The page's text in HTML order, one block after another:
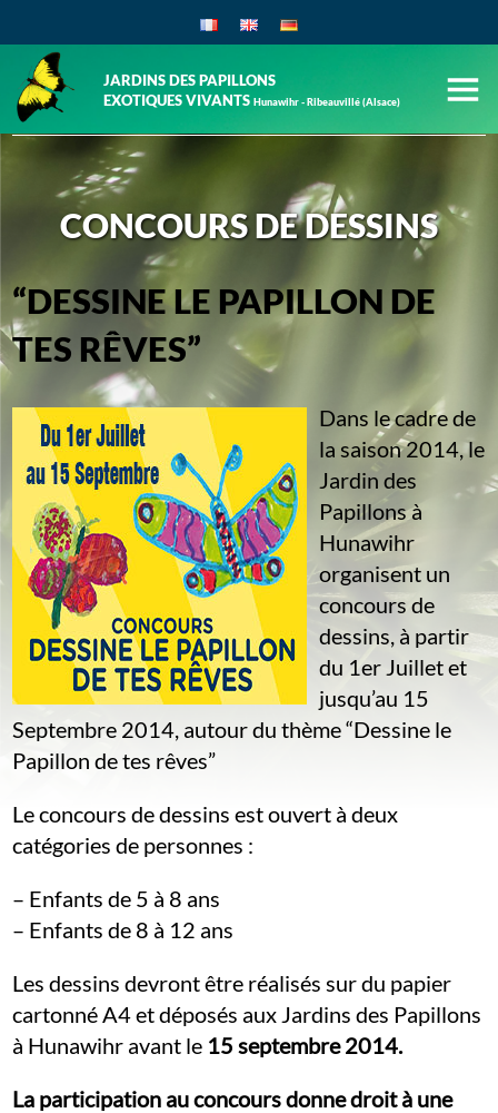
JARDINS DES PAPILLONS
EXOTIQUES VIVANTSHunawihr - Ribeauvillé (Alsace)
CONCOURS DE DESSINS
“DESSINE LE PAPILLON DE
TES RÊVES”
Dans le cadre de
la saison 2014, le
Jardin des
Papillons à
Hunawihr
organisent un
concours de
dessins, à partir
du 1er Juillet et
jusqu’au 15
Septembre 2014, autour du thème “Dessine le
Papillon de tes rêves”
Le concours de dessins est ouvert à deux
catégories de personnes :
– Enfants de 5 à 8 ans
– Enfants de 8 à 12 ans
Les dessins devront être réalisés sur du papier
cartonné A4 et déposés aux Jardins des Papillons
à Hunawihr avant le 15 septembre 2014.
La participation au concours donne droit à une